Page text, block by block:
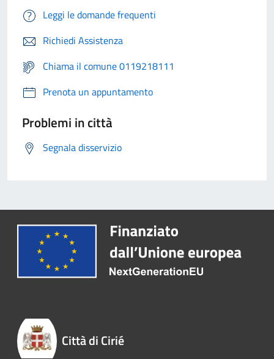
Leggi le domande frequenti
Richiedi Assistenza
Chiama il comune 0119218111
Prenota un appuntamento
Problemi in città
Segnala disservizio
Città di Cirié